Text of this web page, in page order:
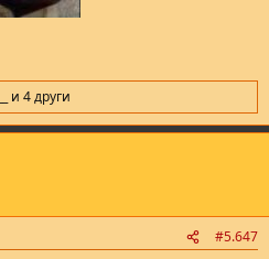
и 4 други
#5.647